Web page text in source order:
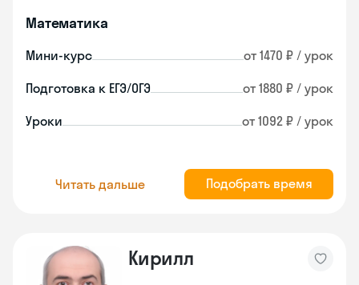
Математика
Мини-курс от 1470 ₽ / урок
Подготовка к ЕГЭ/ОГЭ от 1880 ₽ / урок
Уроки от 1092 ₽ / урок
Читать дальше Подобрать время
Кирилл